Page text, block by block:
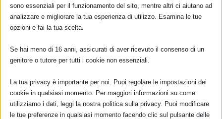
CALENDARIO EVENTI
sono essenziali per il funzionamento del sito, mentre altri ci aiutano ad
analizzare e migliorare la tua esperienza di utilizzo. Esamina le tue
opzioni e fai la tua scelta.
Se hai meno di 16 anni, assicurati di aver ricevuto il consenso di un
genitore o tutore per tutti i cookie non essenziali.
La tua privacy è importante per noi. Puoi regolare le impostazioni dei
cookie in qualsiasi momento. Per maggiori informazioni su come
utilizziamo i dati, leggi la nostra politica sulla privacy. Puoi modificare
le tue preferenze in qualsiasi momento facendo clic sul pulsante delle